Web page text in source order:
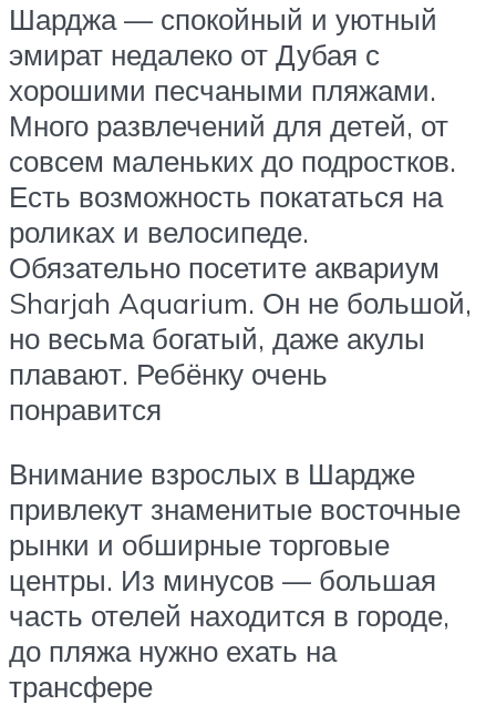
Шарджа — спокойный и уютный
эмират недалеко от Дубая с
хорошими песчаными пляжами.
Много развлечений для детей, от
совсем маленьких до подростков.
Есть возможность покататься на
роликах и велосипеде.
Обязательно посетите аквариум
Sharjah Aquarium. Он не большой,
но весьма богатый, даже акулы
плавают. Ребёнку очень
понравится
Внимание взрослых в Шардже
привлекут знаменитые восточные
рынки и обширные торговые
центры. Из минусов — большая
часть отелей находится в городе,
до пляжа нужно ехать на
трансфере